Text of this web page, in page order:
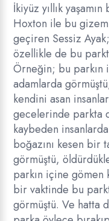
İkiyüz yıllık yaşamın
Hoxton ile bu
geçiren Sessiz
özellikle de bu
Örneğin; bu parkın
adamlarda
kendini asan
gecelerinde parkta
kaybeden
boğazını kesen bir
görmüştü,
parkın içine
bir vaktinde bu
görmüştü. Ve hatta